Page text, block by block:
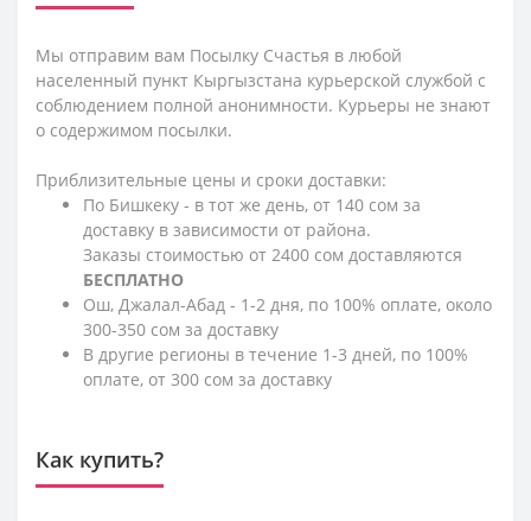
Мы отправим вам Посылку Счастья в любой
населенный пункт Кыргызстана курьерской службой с
соблюдением полной анонимности. Курьеры не знают
о содержимом посылки.
Приблизительные цены и сроки доставки:
По Бишкеку - в тот же день, от 140 сом за
доставку в зависимости от района.
Заказы стоимостью от 2400 сом доставляются
БЕСПЛАТНО
Ош, Джалал-Абад - 1-2 дня, по 100% оплате, около
300-350 сом за доставку
В другие регионы в течение 1-3 дней, по 100%
оплате, от 300 сом за доставку
Как купить?